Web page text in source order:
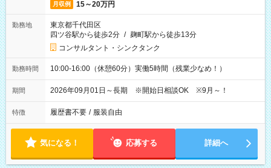
月収例 15～20万円
勤務地
東京都千代田区
四ツ谷駅から徒歩2分 / 麹町駅から徒歩13分
コンサルタント・シンクタンク
勤務時間 10:00-16:00（休憩60分）実働5時間（残業少なめ！）
期間 2026年09月01日～長期 ※開始日相談OK ※9月～！
特徴 履歴書不要 / 服装自由
気になる！ 応募する 詳細へ